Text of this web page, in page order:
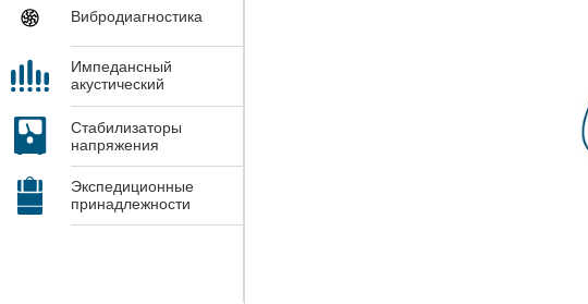
Вибродиагностика
Импедансный
акустический
Стабилизаторы
напряжения
Экспедиционные
принадлежности